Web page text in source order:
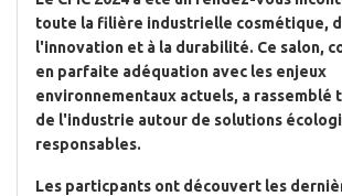
toute la filière industrielle cosmétique,
l'innovation et à la durabilité. Ce salon,
en parfaite adéquation avec les enjeux
environnementaux actuels, a rassemblé
de l'industrie autour de solutions
responsables.
Les particpants ont découvert les